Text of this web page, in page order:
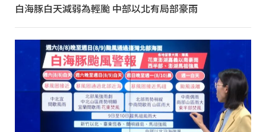
白海豚白天減弱為輕颱 中部以北有局部豪雨